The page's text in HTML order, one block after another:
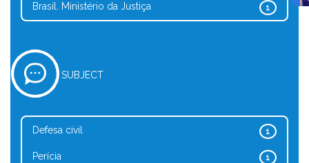
1
Brasil. Ministério da Justiça
SUBJECT
1
Defesa civil
1
Perícia